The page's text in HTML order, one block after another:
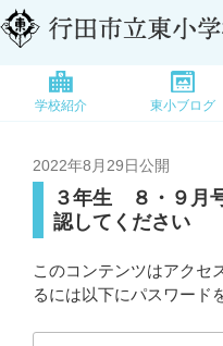
学校紹介 東小ブログ
2022年8月29日公開
３年生 ８・９月
認してください
このコンテンツはアクセ
るには以下にパスワード